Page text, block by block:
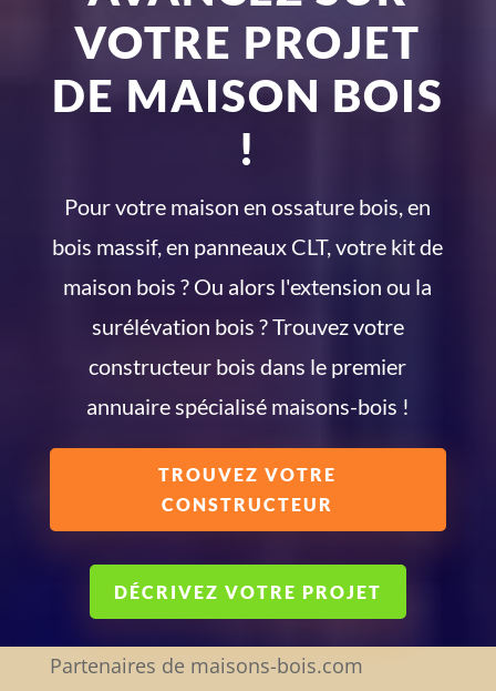
VOTRE PROJET
DE MAISON BOIS
!
Pour votre maison en ossature bois, en
bois massif, en panneaux CLT, votre kit de
maison bois ? Ou alors l'extension ou la
surélévation bois ? Trouvez votre
constructeur bois dans le premier
annuaire spécialisé maisons-bois !
TROUVEZ VOTRE
CONSTRUCTEUR
DÉCRIVEZ VOTRE PROJET
Partenaires de maisons-bois.com